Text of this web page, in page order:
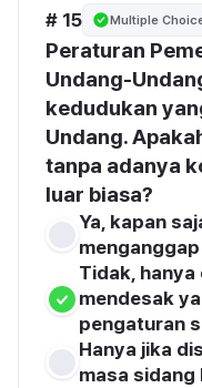
# 15 Multiple
Peraturan
Undang-
kedudukan
Undang.
tanpa adanya
luar biasa?
Ya, kapan
Tidak,
mendesak
pengaturan
Hanya jika
masa